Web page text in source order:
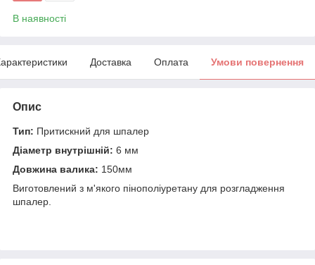
В наявності
Доставка Оплата Умови повернення
Опис
Тип: Притискний для шпалер
Діаметр внутрішній: 6 мм
Довжина валика: 150мм
Виготовлений з м'якого пінополіуретану для розгладження
шпалер.